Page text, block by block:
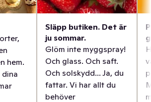
hem.
dina
Släpp butiken. Det är
ju sommar.
Glöm inte myggspray!
Och glass. Och saft.
Och solskydd... Ja, du
fattar. Vi har allt du
behöver